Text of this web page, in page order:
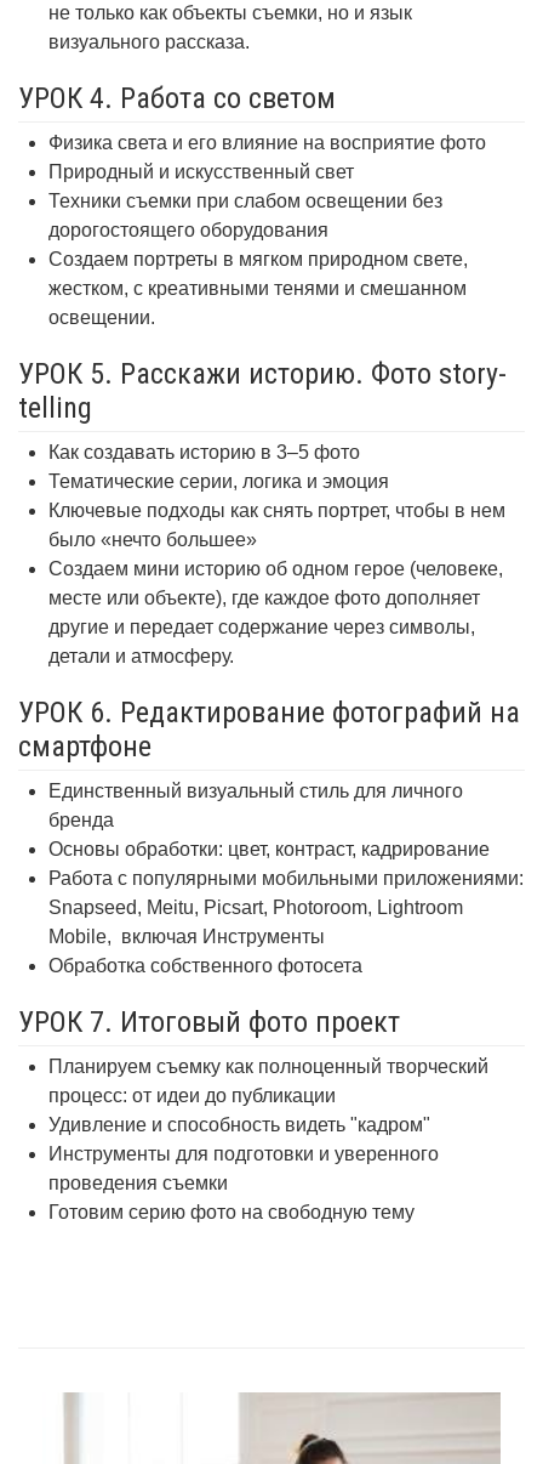
не только как объекты съемки, но и язык
визуального рассказа.
УРОК 4. Работа со светом
Физика света и его влияние на восприятие фото
Природный и искусственный свет
Техники съемки при слабом освещении без
дорогостоящего оборудования
Создаем портреты в мягком природном свете,
жестком, с креативными тенями и смешанном
освещении.
УРОК 5. Расскажи историю. Фото story-
telling
Как создавать историю в 3–5 фото
Тематические серии, логика и эмоция
Ключевые подходы как снять портрет, чтобы в нем
было «нечто большее»
Создаем мини историю об одном герое (человеке,
месте или объекте), где каждое фото дополняет
другие и передает содержание через символы,
детали и атмосферу.
УРОК 6. Редактирование фотографий на
смартфоне
Единственный визуальный стиль для личного
бренда
Основы обработки: цвет, контраст, кадрирование
Работа с популярными мобильными приложениями:
Snapseed, Meitu, Picsart, Photoroom, Lightroom
Mobile, включая Инструменты
Обработка собственного фотосета
УРОК 7. Итоговый фото проект
Планируем съемку как полноценный творческий
процесс: от идеи до публикации
Удивление и способность видеть "кадром"
Инструменты для подготовки и уверенного
проведения съемки
Готовим серию фото на свободную тему